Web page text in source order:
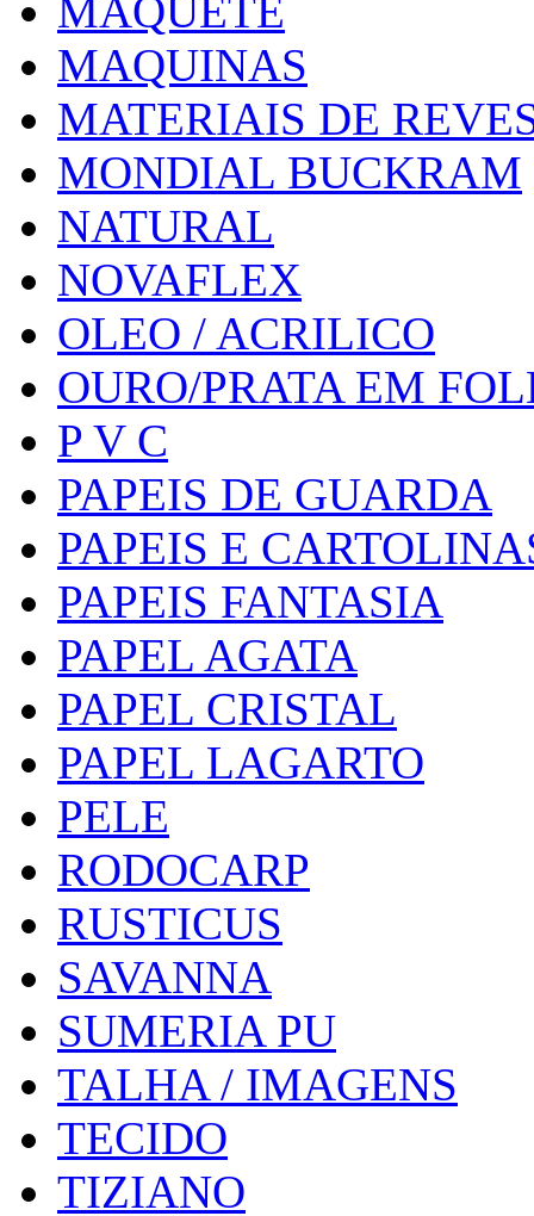
MAQUETE
MAQUINAS
MATERIAIS DE
MONDIAL BUCKRAM
NATURAL
NOVAFLEX
OLEO / ACRILICO
OURO/PRATA EM
P V C
PAPEIS DE GUARDA
PAPEIS E
PAPEIS FANTASIA
PAPEL AGATA
PAPEL CRISTAL
PAPEL LAGARTO
PELE
RODOCARP
RUSTICUS
SAVANNA
SUMERIA PU
TALHA / IMAGENS
TECIDO
TIZIANO